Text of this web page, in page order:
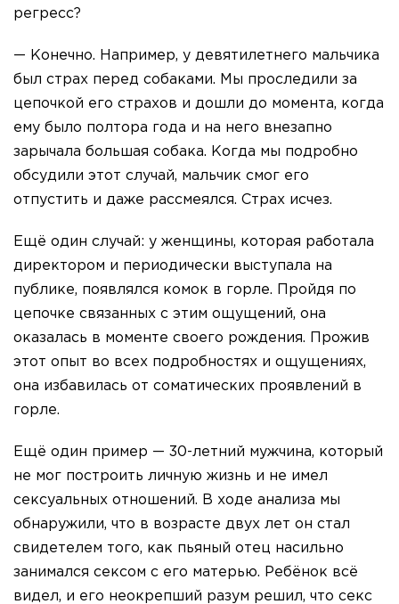
регресс?
— Конечно. Например, у девятилетнего мальчика
был страх перед собаками. Мы проследили за
цепочкой его страхов и дошли до момента, когда
ему было полтора года и на него внезапно
зарычала большая собака. Когда мы подробно
обсудили этот случай, мальчик смог его
отпустить и даже рассмеялся. Страх исчез.
Ещё один случай: у женщины, которая работала
директором и периодически выступала на
публике, появлялся комок в горле. Пройдя по
цепочке связанных с этим ощущений, она
оказалась в моменте своего рождения. Прожив
этот опыт во всех подробностях и ощущениях,
она избавилась от соматических проявлений в
горле.
Ещё один пример — 30-летний мужчина, который
не мог построить личную жизнь и не имел
сексуальных отношений. В ходе анализа мы
обнаружили, что в возрасте двух лет он стал
свидетелем того, как пьяный отец насильно
занимался сексом с его матерью. Ребёнок всё
видел, и его неокрепший разум решил, что секс